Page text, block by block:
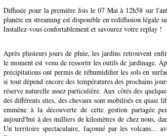
Diffusée pour la première fois le 07 Mai à 12h58 sur
planète en streaming est disponible en rediffusion légale
Installez-vous confortablement et savourez votre replay !
Après plusieurs jours de pluie, les jardins retrouvent
le moment est venu de ressortir les outils de jardinage.
précipitations ont permis de réhumidifier les sols en
si tout dépend encore des températures des prochains
réserve naturelle assez particulière. Aux côtés des
des différents sites, des chevaux sont mobilisés en quasi
emmène à la découverte de cette gestion partagée
aujourd'hui à des milliers de kilomètres de chez nous,
Un territoire spectaculaire, façonné par les volcans...